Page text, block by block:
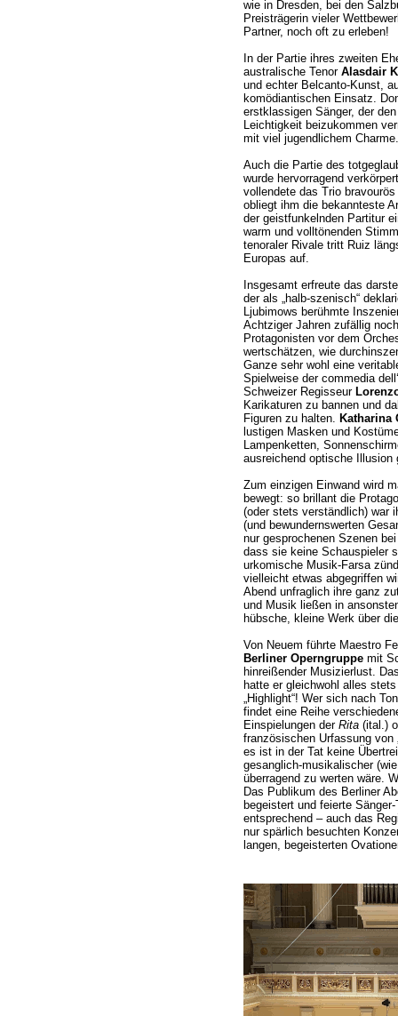
wie in Dresden, bei den
Preisträgerin vieler
Partner, noch oft zu erleben!
In der Partie ihres zweiten
australische Tenor Alasdair
und echter Belcanto-Kunst,
komödiantischen Einsatz.
erstklassigen Sänger, der
Leichtigkeit beizukommen
mit viel jugendlichem Charme.
Auch die Partie des
wurde hervorragend
vollendete das Trio
obliegt ihm die bekannteste
der geistfunkelnden Partitur
warm und volltönenden
tenoraler Rivale tritt Ruiz
Europas auf.
Insgesamt erfreute das
der als „halb-szenisch“
Ljubimows berühmte
Achtziger Jahren zufällig
Protagonisten vor dem
wertschätzen, wie
Ganze sehr wohl eine
Spielweise der commedia
Schweizer Regisseur
Karikaturen zu bannen und
Figuren zu halten. Katharina
lustigen Masken und
Lampenketten,
ausreichend optische Illusion
Zum einzigen Einwand wird
bewegt: so brillant die
(oder stets verständlich) war
(und bewundernswerten
nur gesprochenen Szenen
dass sie keine Schauspieler
urkomische Musik-Farsa
vielleicht etwas abgegriffen
Abend unfraglich ihre ganz
und Musik ließen in
hübsche, kleine Werk über
Von Neuem führte Maestro
Berliner Operngruppemit
hinreißender Musizierlust.
hatte er gleichwohl alles
„Highlight“! Wer sich nach
findet eine Reihe
Einspielungen der Rita(ital.)
französischen Urfassung von
es ist in der Tat keine
gesanglich-musikalischer
überragend zu werten wäre.
Das Publikum des Berliner
begeistert und feierte
entsprechend – auch das
nur spärlich besuchten
langen, begeisterten